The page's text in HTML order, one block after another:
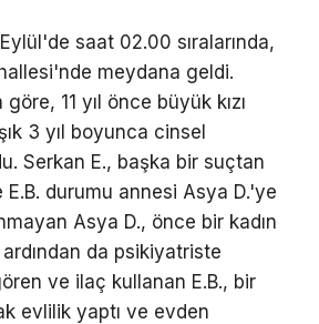
saat 02.00 sıralarında,
meydana geldi.
11 yıl önce büyük kızı
3 yıl boyunca cinsel
Serkan E., başka bir suçtan
durumu annesi Asya D.'ye
Asya D., önce bir kadın
da psikiyatriste
ve ilaç kullanan E.B., bir
evlilik yaptı ve evden